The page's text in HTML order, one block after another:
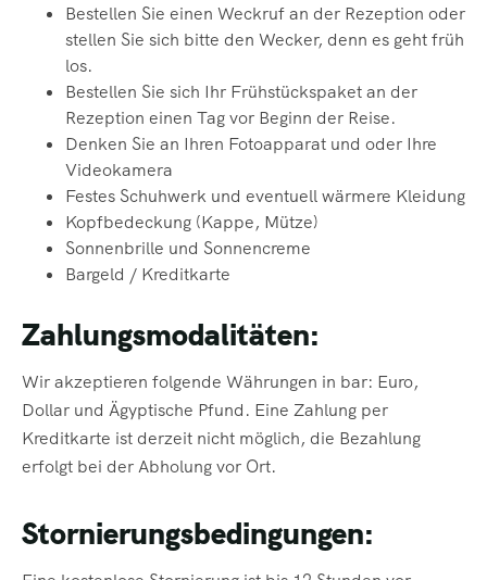
Bestellen Sie einen Weckruf an der Rezeption oder
stellen Sie sich bitte den Wecker, denn es geht früh
los.
Bestellen Sie sich Ihr Frühstückspaket an der
Rezeption einen Tag vor Beginn der Reise.
Denken Sie an Ihren Fotoapparat und oder Ihre
Videokamera
Festes Schuhwerk und eventuell wärmere Kleidung
Kopfbedeckung (Kappe, Mütze)
Sonnenbrille und Sonnencreme
Bargeld / Kreditkarte
Zahlungsmodalitäten:
Wir akzeptieren folgende Währungen in bar: Euro,
Dollar und Ägyptische Pfund. Eine Zahlung per
Kreditkarte ist derzeit nicht möglich, die Bezahlung
erfolgt bei der Abholung vor Ort.
Stornierungsbedingungen: